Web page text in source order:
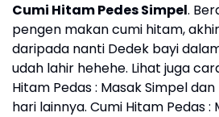
Cumi Hitam Pedes Simpel.
pengen makan cumi hitam,
daripada nanti Dedek bayi
udah lahir hehehe. Lihat juga
Hitam Pedas : Masak Simpel
hari lainnya. Cumi Hitam Pedas :